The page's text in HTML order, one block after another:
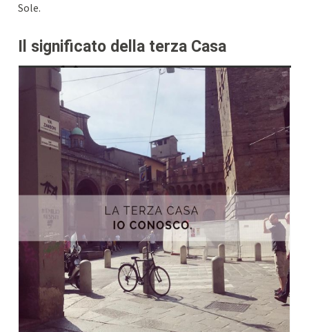
Sole.
Il significato della terza Casa